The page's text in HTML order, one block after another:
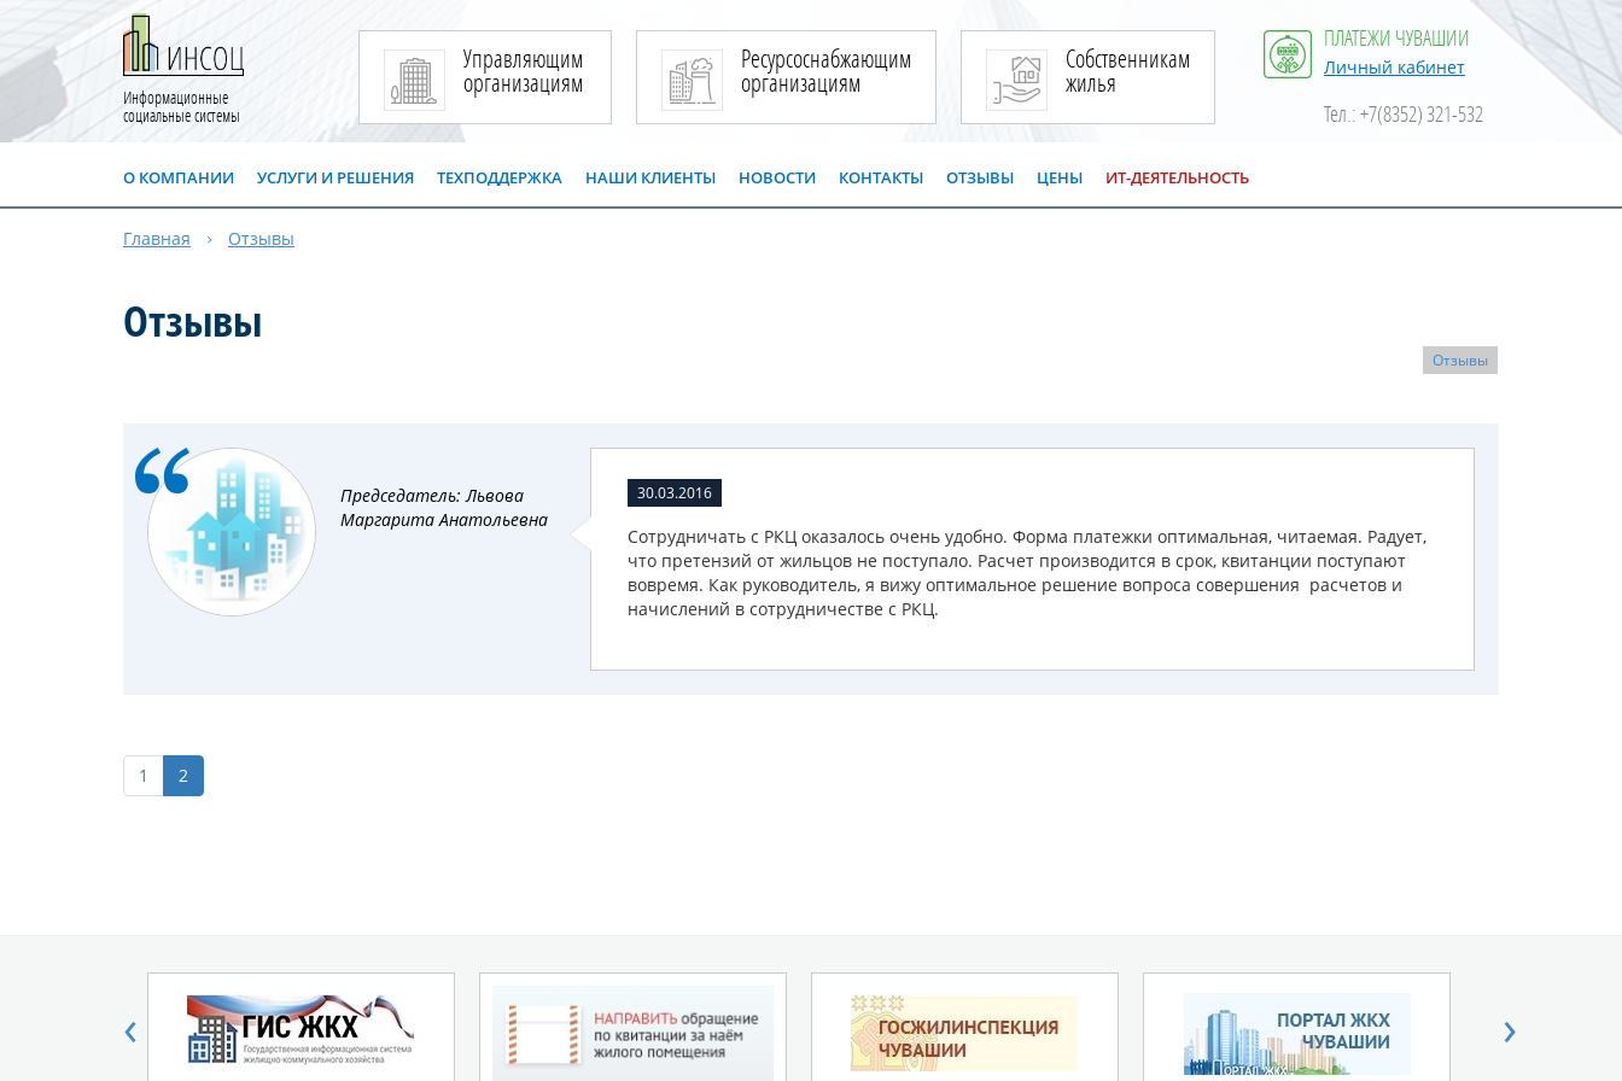
Информационные
социальные системы
Управляющим
организациям
Ресурсоснабжающим
организациям
Собственникам
жилья
ПЛАТЕЖИ ЧУВАШИИ
Личный кабинет
Тел.: +7(8352) 321-532
О КОМПАНИИ УСЛУГИ И РЕШЕНИЯ ТЕХПОДДЕРЖКА НАШИ КЛИЕНТЫ НОВОСТИ КОНТАКТЫ ОТЗЫВЫ ЦЕНЫ ИТ-ДЕЯТЕЛЬНОСТЬ
Главная Отзывы
Отзывы
Отзывы
Председатель: Львова
Маргарита Анатольевна
30.03.2016
Сотрудничать с РКЦ оказалось очень удобно. Форма платежки оптимальная, читаемая. Радует,
что претензий от жильцов не поступало. Расчет производится в срок, квитанции поступают
вовремя. Как руководитель, я вижу оптимальное решение вопроса совершения расчетов и
начислений в сотрудничестве с РКЦ.
1 2
‹ ›